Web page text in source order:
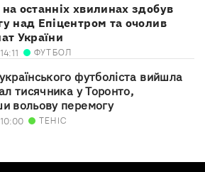
останніх хвилинах здобув
над Епіцентром та очолив
України
14:11 ФУТБОЛ
футболіста вийшла
тисячника у Торонто,
вольову перемогу
10:00 ТЕНІС